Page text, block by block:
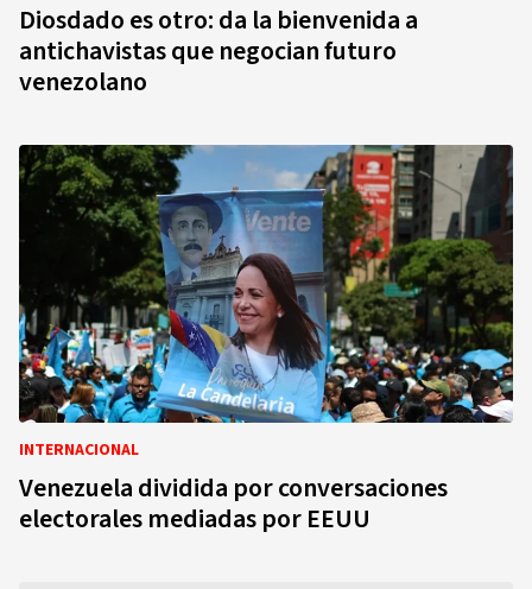
Diosdado es otro: da la bienvenida a
antichavistas que negocian futuro
venezolano
INTERNACIONAL
Venezuela dividida por conversaciones
electorales mediadas por EEUU